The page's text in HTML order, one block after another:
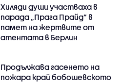
Хиляди души участваха в
парада „Прага Прайд“ в
памет на жертвите от
атентата в Берлин
Продължава гасенето на
пожара край бобошевското